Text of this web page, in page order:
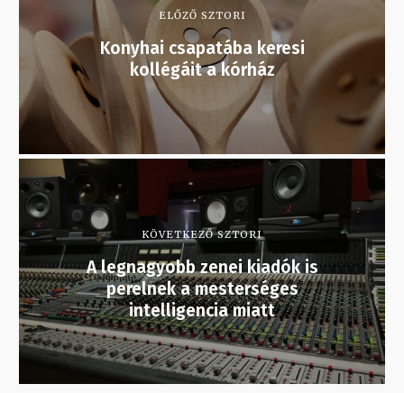
ELŐZŐ SZTORI
Konyhai csapatába keresi
kollégáit a kórház
KÖVETKEZŐ SZTORI
A legnagyobb zenei kiadók is
perelnek a mesterséges
intelligencia miatt